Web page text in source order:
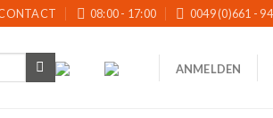
08:00 - 17:00 0049 (0)661 -
ANMELDEN